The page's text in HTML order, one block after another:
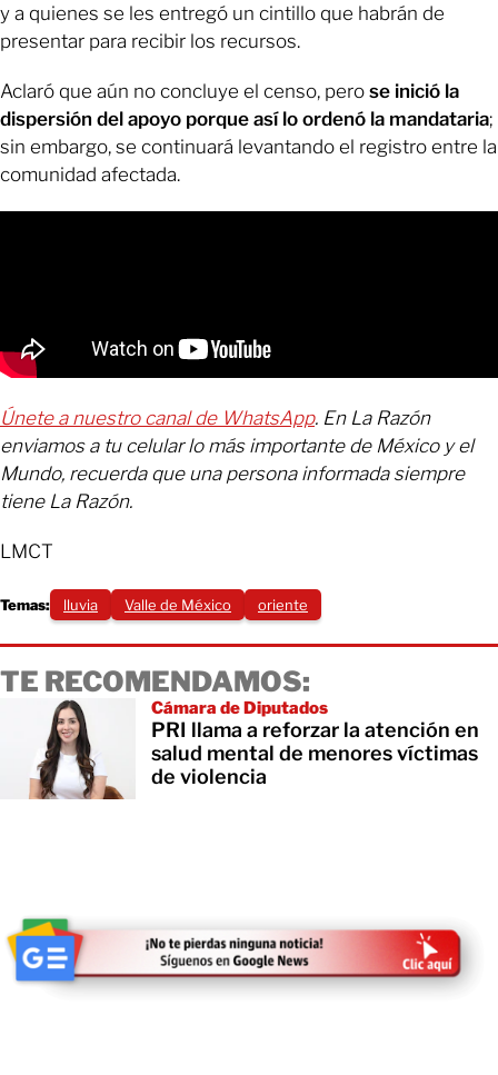
y a quienes se les entregó un cintillo que habrán de
presentar para recibir los recursos.
Aclaró que aún no concluye el censo, pero se inició la
dispersión del apoyo porque así lo ordenó la mandataria;
sin embargo, se continuará levantando el registro entre la
comunidad afectada.
Únete a nuestro canal de WhatsApp. En La Razón
enviamos a tu celular lo más importante de México y el
Mundo, recuerda que una persona informada siempre
tiene La Razón.
LMCT
Temas: lluvia Valle de México oriente
TE RECOMENDAMOS:
Cámara de Diputados
PRI llama a reforzar la atención en
salud mental de menores víctimas
de violencia